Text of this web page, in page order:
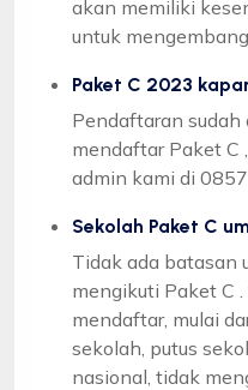
akan memiliki
untuk
Paket C 2023
Pendaftaran sudah
mendaftar Paket C
admin kami di
Sekolah Paket C
Tidak ada batasan
mengikuti Paket C
mendaftar, mulai
sekolah, putus
nasional, tidak